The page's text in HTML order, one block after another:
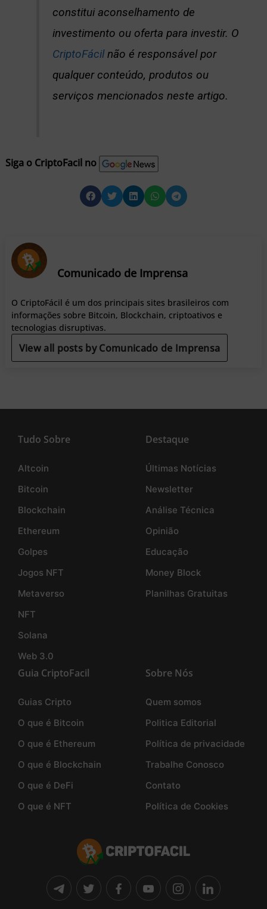
constitui aconselhamento de
investimento ou oferta para investir. O
CriptoFácilnão é responsável por
qualquer conteúdo, produtos ou
serviços mencionados neste artigo.
Siga o CriptoFacil no
Comunicado de Imprensa
O CriptoFácil é um dos principais sites brasileiros com
informações sobre Bitcoin, Blockchain, criptoativos e
tecnologias disruptivas.
View all posts by Comunicado de Imprensa
Tudo Sobre
Altcoin
Bitcoin
Blockchain
Ethereum
Golpes
Jogos NFT
Metaverso
NFT
Solana
Web 3.0
Destaque
Últimas Notícias
Newsletter
Análise Técnica
Opinião
Educação
Money Block
Planilhas Gratuitas
Guia CriptoFacil
Guias Cripto
O que é Bitcoin
O que é Ethereum
O que é Blockchain
O que é DeFi
O que é NFT
Sobre Nós
Quem somos
Politica Editorial
Política de privacidade
Trabalhe Conosco
Contato
Política de Cookies